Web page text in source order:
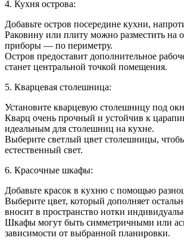
4. Кухня острова:
Добавьте остров посередине кухни,
Раковину или плиту можно разместить на
приборы — по периметру.
Остров предоставит дополнительное
станет центральной точкой помещения.
5. Кварцевая столешница:
Установите кварцевую столешницу под
Кварц очень прочный и устойчив к
идеальным для столешниц на кухне.
Выберите светлый цвет столешницы,
естественный свет.
6. Красочные шкафы:
Добавьте красок в кухню с помощью
Выберите цвет, который дополняет
вносит в пространство нотки
Шкафы могут быть симметричными или
зависимости от выбранной планировки.